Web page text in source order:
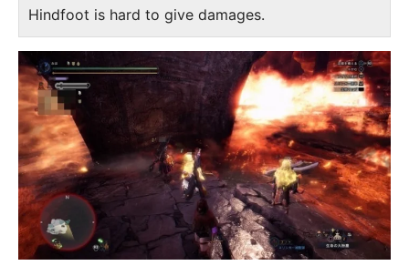
Hindfoot is hard to give damages.